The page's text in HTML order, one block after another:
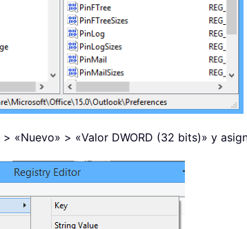
> «Nuevo» > «Valor DWORD (32 bits)» y